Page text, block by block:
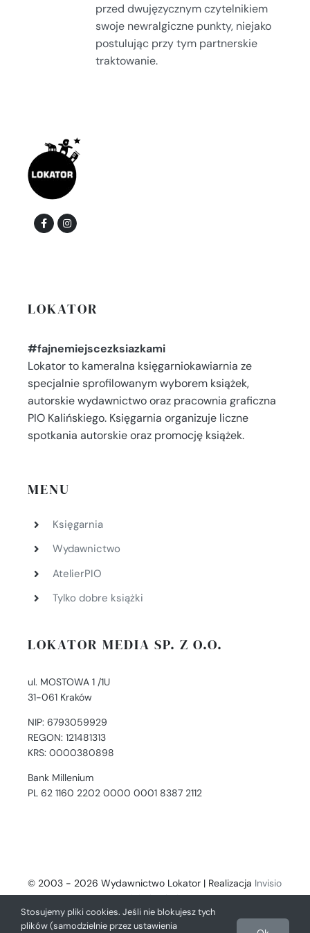
przed dwujęzycznym czytelnikiem
swoje newralgiczne punkty, niejako
postulując przy tym partnerskie
traktowanie.
LOKATOR
#fajnemiejscezksiazkami
Lokator to kameralna księgarniokawiarnia ze
specjalnie sprofilowanym wyborem książek,
autorskie wydawnictwo oraz pracownia graficzna
PIO Kalińskiego. Księgarnia organizuje liczne
spotkania autorskie oraz promocję książek.
MENU
Księgarnia
Wydawnictwo
AtelierPIO
Tylko dobre książki
LOKATOR MEDIA SP. Z O.O.
ul. MOSTOWA 1 /1U
31-061 Kraków
NIP: 6793059929
REGON: 121481313
KRS: 0000380898
Bank Millenium
PL 62 1160 2202 0000 0001 8387 2112
© 2003 - 2026 Wydawnictwo Lokator | Realizacja Invisio
- Digital Solutions
Stosujemy pliki cookies. Jeśli nie blokujesz tych
plików (samodzielnie przez ustawienia